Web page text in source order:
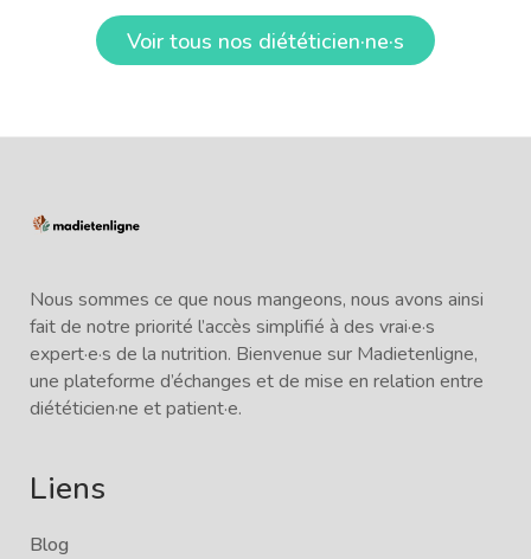
Voir tous nos diététicien·ne·s
Nous sommes ce que nous mangeons, nous avons ainsi
fait de notre priorité l’accès simplifié à des vrai·e·s
expert·e·s de la nutrition. Bienvenue sur Madietenligne,
une plateforme d’échanges et de mise en relation entre
diététicien·ne et patient·e.
Liens
Blog